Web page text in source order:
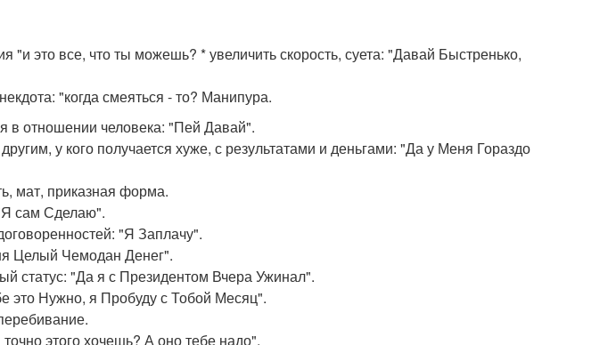
"и это все, что ты можешь? * увеличить скорость, суета: "Давай Быстренько,
"когда смеяться - то? Манипура.
в отношении человека: "Пей Давай".
у кого получается хуже, с результатами и деньгами: "Да у Меня Гораздо
мат, приказная форма.
"Я сам Сделаю".
"Я Заплачу".
Целый Чемодан Денег".
статус: "Да я с Президентом Вчера Ужинал".
это Нужно, я Пробуду с Тобой Месяц".
этого хочешь? А оно тебе надо".